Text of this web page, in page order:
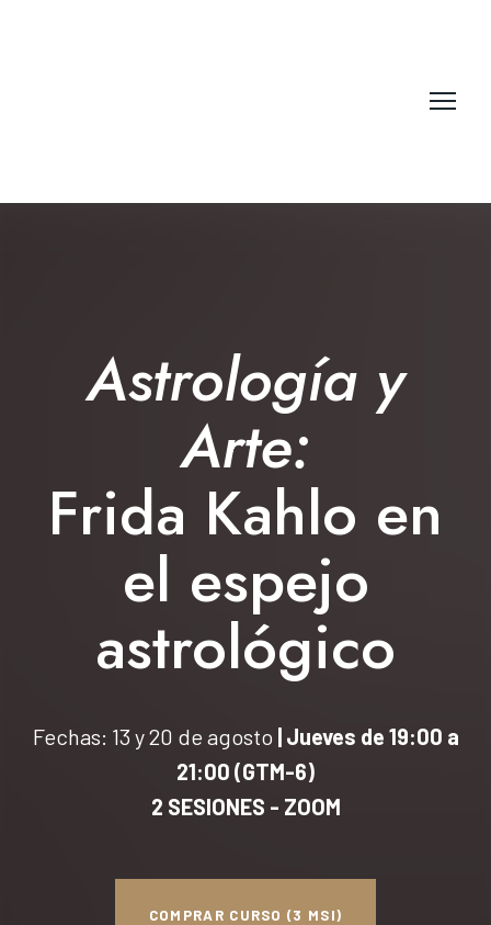
Astrología y
Arte:
Frida Kahlo en
el espejo
astrológico
Fechas: 13 y 20 de agosto | Jueves de 19:00 a
21:00 (GTM-6)
2 SESIONES - ZOOM
COMPRAR CURSO (3 MSI)